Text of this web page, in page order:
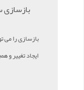
بازسازی را می
ایجاد تغییر و